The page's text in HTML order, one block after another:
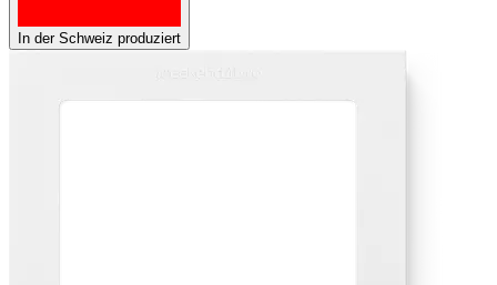
In der Schweiz produziert